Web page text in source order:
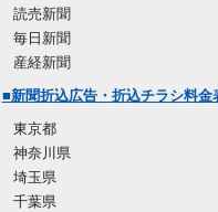
読売新聞
毎日新聞
産経新聞
■新聞折込広告・折込チラシ料金
東京都
神奈川県
埼玉県
千葉県